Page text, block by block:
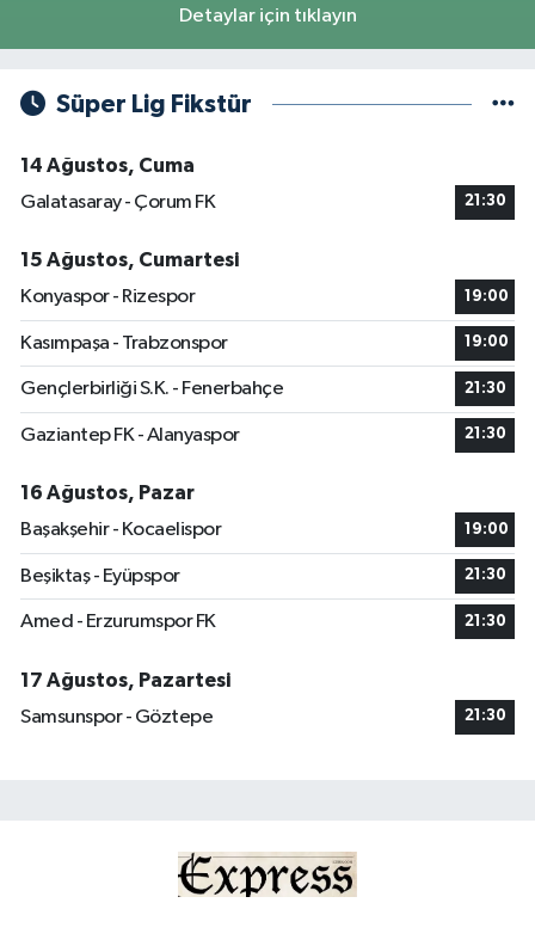
Detaylar için tıklayın
Süper Lig Fikstür
14 Ağustos, Cuma
Galatasaray - Çorum FK
21:30
15 Ağustos, Cumartesi
Konyaspor - Rizespor
19:00
Kasımpaşa - Trabzonspor 19:00
Gençlerbirliği S.K. - Fenerbahçe 21:30
Gaziantep FK - Alanyaspor 21:30
16 Ağustos, Pazar
Başakşehir - Kocaelispor
19:00
Beşiktaş - Eyüpspor 21:30
Amed - Erzurumspor FK 21:30
17 Ağustos, Pazartesi
Samsunspor - Göztepe
21:30